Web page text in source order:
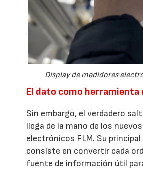
Display de medidores
El dato como herramienta
Sin embargo, el verdadero
llega de la mano de los
electrónicos FLM. Su
consiste en convertir cada
fuente de información útil